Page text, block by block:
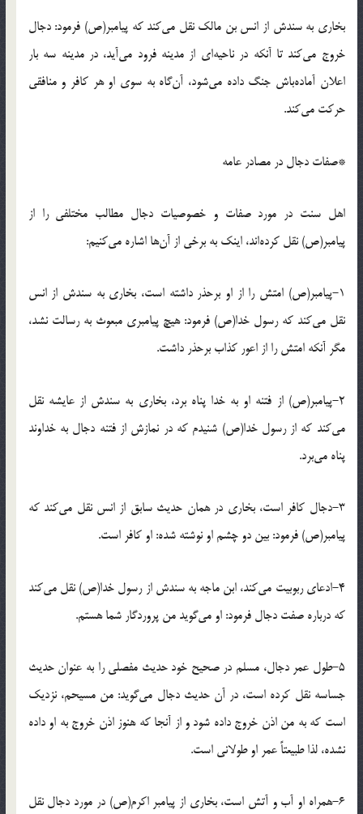
بخارى به سندش از انس بن مالک نقل مى‌کند که پیامبر(ص) فرمود: دجال
خروج مى‌کند تا آنکه در ناحیه‌اى از مدینه فرود مى‌آید، در مدینه سه بار
اعلان آماده‌باش جنگ داده مى‌شود، آن‌گاه به سوى او هر کافر و منافقى
حرکت مى‌کند.
*صفات دجال در مصادر عامه
اهل سنت در مورد صفات و خصوصیات دجال مطالب مختلفى را از
پیامبر(ص) نقل کرده‌اند، اینک به برخى از آن‌ها اشاره مى‌کنیم:
١-پیامبر(ص) امتش را از او برحذر داشته است، بخارى به سندش از انس
نقل مى‌کند که رسول خدا(ص) فرمود: هیچ پیامبرى مبعوث به رسالت نشد،
مگر آنکه امتش را از اعور کذاب برحذر داشت.
٢-پیامبر(ص) از فتنه او به خدا پناه برد، بخارى به سندش از عایشه نقل
مى‌کند که از رسول خدا(ص) شنیدم که در نمازش از فتنه دجال به خداوند
پناه مى‌برد.
٣-دجال کافر است، بخارى در همان حدیث سابق از انس نقل مى‌کند که
پیامبر(ص) فرمود: بین دو چشم او نوشته شده: او کافر است.
4-ادعاى ربوبیت مى‌کند، ابن ماجه به سندش از رسول خدا(ص) نقل مى‌کند
که درباره صفت دجال فرمود: او مى‌گوید من پروردگار شما هستم.
5-طول عمر دجال، مسلم در صحیح خود حدیث مفصلى را به عنوان حدیث
جساسه نقل کرده است، در آن حدیث دجال مى‌گوید: من مسیحم، نزدیک
است که به من اذن خروج داده شود و از آنجا که هنوز اذن خروج به او داده
نشده، لذا طبیعتاً عمر او طولانى است.
6-همراه او آب و آتش است، بخارى از پیامبر اکرم(ص) در مورد دجال نقل